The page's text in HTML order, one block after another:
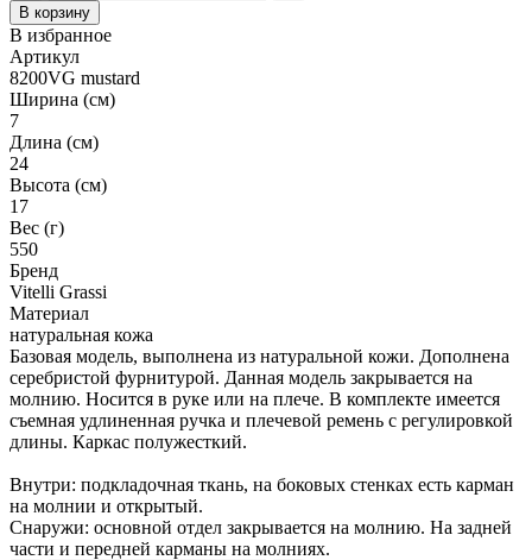
В корзину
В избранное
Артикул
8200VG mustard
Ширина (см)
7
Длина (см)
24
Высота (см)
17
Вес (г)
550
Бренд
Vitelli Grassi
Материал
натуральная кожа
Базовая модель, выполнена из натуральной кожи. Дополнена
серебристой фурнитурой. Данная модель закрывается на
молнию. Носится в руке или на плече. В комплекте имеется
съемная удлиненная ручка и плечевой ремень с регулировкой
длины. Каркас полужесткий.
Внутри: подкладочная ткань, на боковых стенках есть карман
на молнии и открытый.
Снаружи: основной отдел закрывается на молнию. На задней
части и передней карманы на молниях.